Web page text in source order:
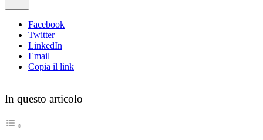
Facebook
Twitter
LinkedIn
Email
Copia il link
In questo articolo